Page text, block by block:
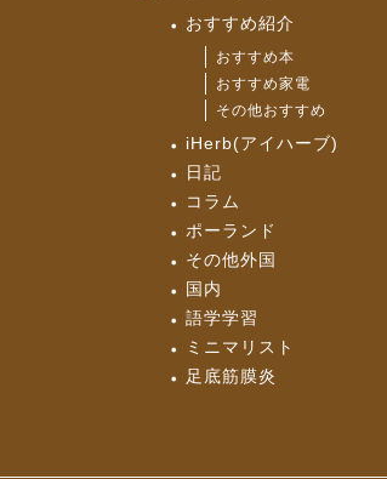
おすすめ紹介
おすすめ本
おすすめ家電
その他おすすめ
iHerb(アイハーブ)
日記
コラム
ポーランド
その他外国
国内
語学学習
ミニマリスト
足底筋膜炎